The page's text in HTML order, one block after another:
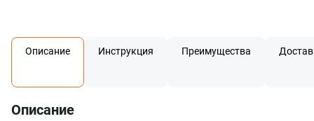
Описание Инструкция Преимущества
Описание